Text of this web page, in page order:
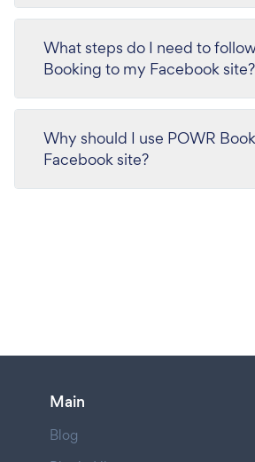
What steps do I need to
Booking to my Facebook site?
Why should I use POWR
Facebook site?
Main
Blog